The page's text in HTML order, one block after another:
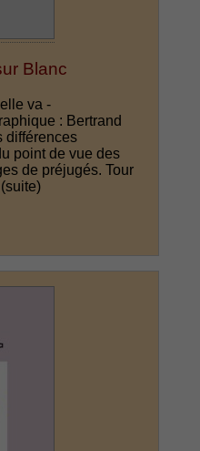
Blanc
va -
: Bertrand
différences
point de vue des
de préjugés. Tour
(suite)